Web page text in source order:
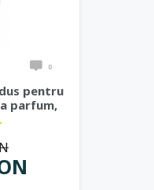
0
pentru
parfum,